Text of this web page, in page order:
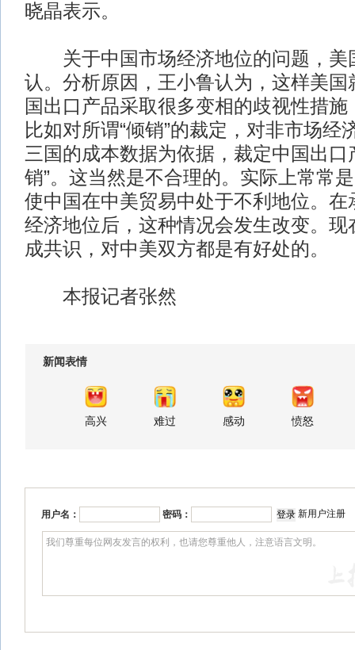
晓晶表示。
关于中国市场经济地位的问题，美
认。分析原因，王小鲁认为，这样美国
国出口产品采取很多变相的歧视性措
比如对所谓“倾销”的裁定，对非市场经
三国的成本数据为依据，裁定中国出口
销”。这当然是不合理的。实际上常常
使中国在中美贸易中处于不利地位。在
经济地位后，这种情况会发生改变。现
成共识，对中美双方都是有好处的。
本报记者张然
新闻表情
高兴 难过 感动 愤怒
用户名： 密码： 新用户注册